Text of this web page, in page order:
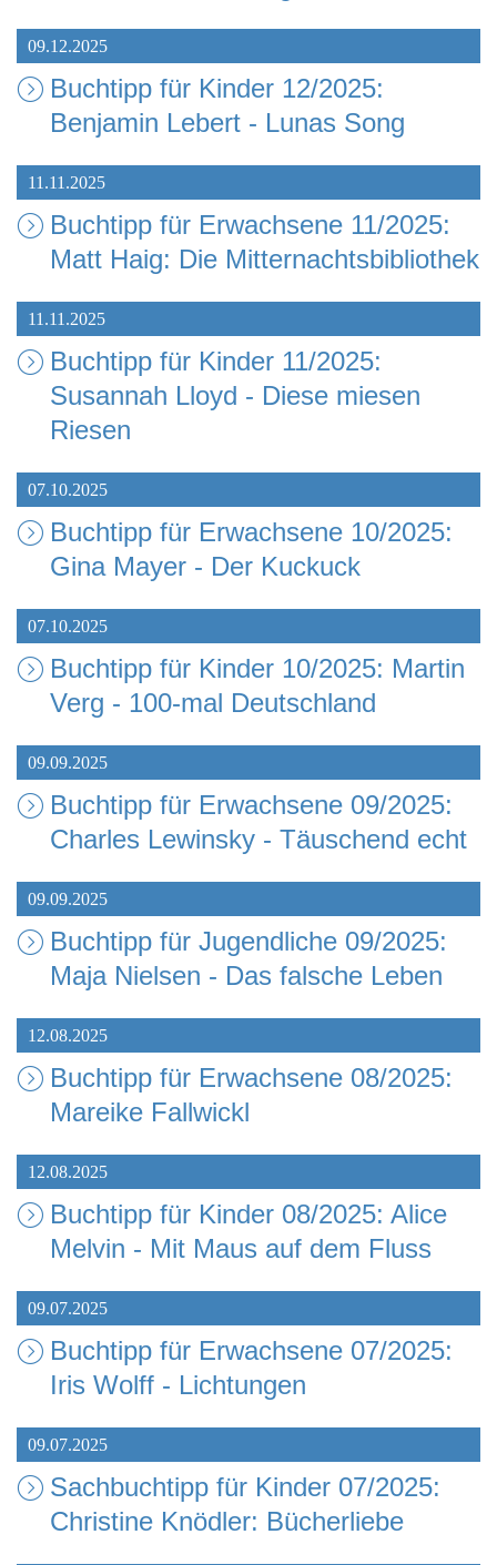
09.12.2025
Buchtipp für Kinder 12/2025:
Benjamin Lebert - Lunas Song
11.11.2025
Buchtipp für Erwachsene 11/2025:
Matt Haig: Die Mitternachtsbibliothek
11.11.2025
Buchtipp für Kinder 11/2025:
Susannah Lloyd - Diese miesen
Riesen
07.10.2025
Buchtipp für Erwachsene 10/2025:
Gina Mayer - Der Kuckuck
07.10.2025
Buchtipp für Kinder 10/2025: Martin
Verg - 100-mal Deutschland
09.09.2025
Buchtipp für Erwachsene 09/2025:
Charles Lewinsky - Täuschend echt
09.09.2025
Buchtipp für Jugendliche 09/2025:
Maja Nielsen - Das falsche Leben
12.08.2025
Buchtipp für Erwachsene 08/2025:
Mareike Fallwickl
12.08.2025
Buchtipp für Kinder 08/2025: Alice
Melvin - Mit Maus auf dem Fluss
09.07.2025
Buchtipp für Erwachsene 07/2025:
Iris Wolff - Lichtungen
09.07.2025
Sachbuchtipp für Kinder 07/2025:
Christine Knödler: Bücherliebe